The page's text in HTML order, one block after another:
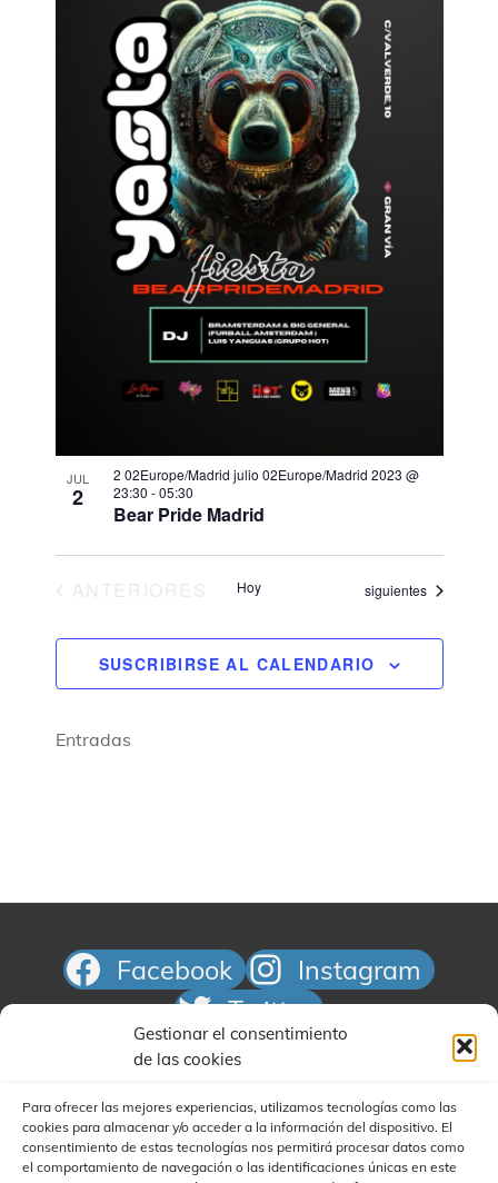
Gestionar el consentimiento
de las cookies
Para ofrecer las mejores experiencias, utilizamos tecnologías como las
cookies para almacenar y/o acceder a la información del dispositivo. El
consentimiento de estas tecnologías nos permitirá procesar datos como
el comportamiento de navegación o las identificaciones únicas en este
JUL
2
Bear Pride Madrid
2 02Europe/Madrid julio 02Europe/Madrid 2023 @
23:30 -05:30
Hoy Eventos
siguientes
SUSCRIBIRSE AL CALENDARIO
Entradas
Facebook
Instagram
Twitter
Correo electrónico